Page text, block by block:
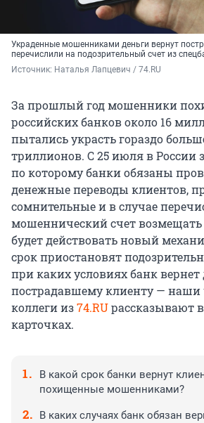
Украденные мошенниками деньги вернут
перечислили на подозрительный счет из
Источник: Наталья Лапцевич / 74.RU
За прошлый год мошенники
российских банков около 16
пытались украсть гораздо
триллионов. С 25 июля в России
по которому банки обязаны
денежные переводы клиентов,
сомнительные и в случае
мошеннический счет
будет действовать новый
срок приостановят
при каких условиях банк вернет
пострадавшему клиенту — наши
коллеги из74.RUрассказывают
карточках.
В какой срок банки вернут
похищенные мошенниками?
В каких случаях банк обязан